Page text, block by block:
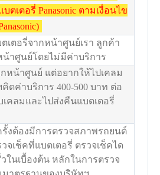
ตเตอรี่ Panasonic ตามเงื่อนไข
เตอรี่จากหน้าศูนย์เรา ลูกค้า
าศูนย์โดยไม่มีค่าบริการ
หน้าศูนย์ แต่อยากให้ไปเคลม
ดค่าบริการ 400-500 บาท ต่อ
คลมและไปส่งคืนแบตเตอรี่
งต้องมีการตรวจสภาพรถยนต์
จเช็คที่แบตเตอรี่ ตรวจเช็คได
ในเบื้องต้น หลักในการตรวจ